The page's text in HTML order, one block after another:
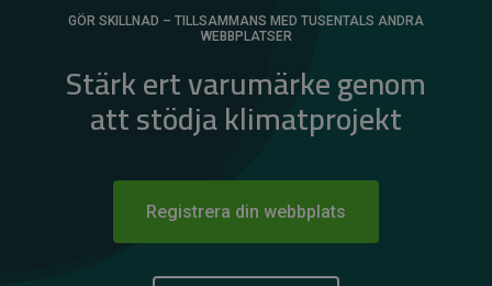
GÖR SKILLNAD – TILLSAMMANS MED TUSENTALS ANDRA
WEBBPLATSER
Stärk ert varumärke genom
att stödja klimatprojekt
Registrera din webbplats